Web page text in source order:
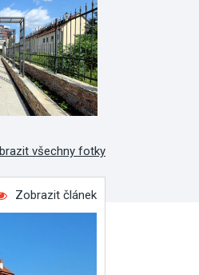
všechny fotky
Zobrazit článek